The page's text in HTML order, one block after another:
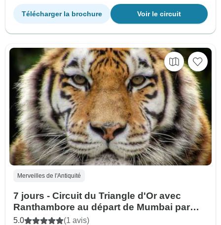
Voir le circuit
Télécharger la brochure
Merveilles de l'Antiquité
7 jours - Circuit du Triangle d'Or avec
Ranthambore au départ de Mumbai par
avion
5.0 (1 avis)